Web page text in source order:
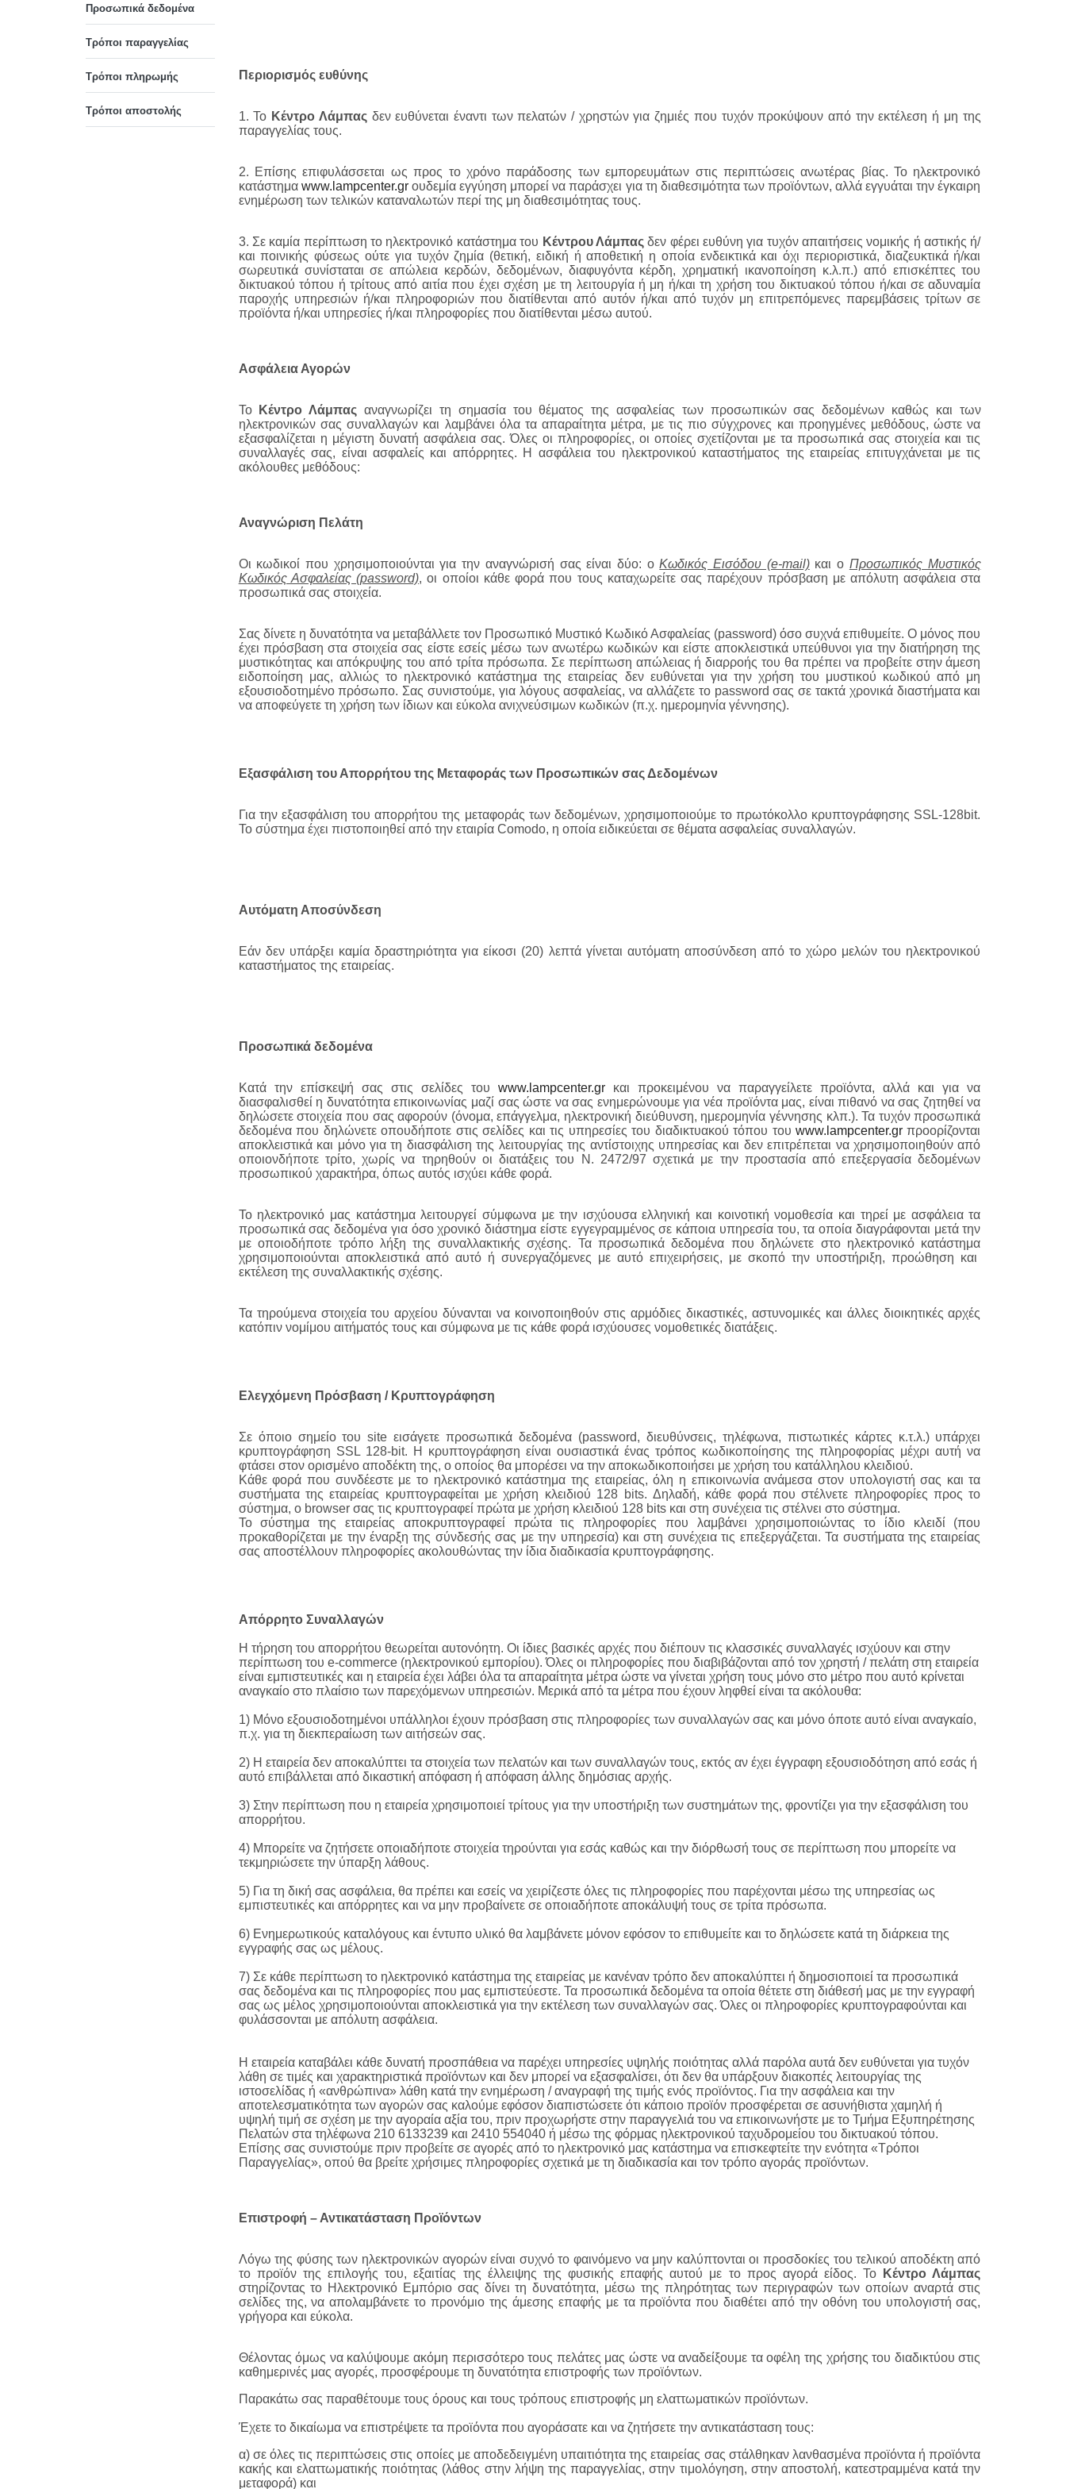
Προσωπικά δεδομένα
Τρόποι παραγγελίας
Τρόποι πληρωμής
Τρόποι αποστολής
Περιορισμός ευθύνης
1. Το Κέντρο Λάμπαςδεν ευθύνεται έναντι των πελατών / χρηστών για ζημιές που τυχόν προκύψουν από την εκτέλεση ή μη της
παραγγελίας τους.
2. Επίσης επιφυλάσσεται ως προς το χρόνο παράδοσης των εμπορευμάτων στις περιπτώσεις ανωτέρας βίας. Το ηλεκτρονικό
κατάστημα www.lampcenter.gr ουδεμία εγγύηση μπορεί να παράσχει για τη διαθεσιμότητα των προϊόντων, αλλά εγγυάται την έγκαιρη
ενημέρωση των τελικών καταναλωτών περί της μη διαθεσιμότητας τους.
3. Σε καμία περίπτωση το ηλεκτρονικό κατάστημα του Κέντρου Λάμπαςδεν φέρει ευθύνη για τυχόν απαιτήσεις νομικής ή αστικής ή/
και ποινικής φύσεως ούτε για τυχόν ζημία (θετική, ειδική ή αποθετική η οποία ενδεικτικά και όχι περιοριστικά, διαζευκτικά ή/και
σωρευτικά συνίσταται σε απώλεια κερδών, δεδομένων, διαφυγόντα κέρδη, χρηματική ικανοποίηση κ.λ.π.) από επισκέπτες του
δικτυακού τόπου ή τρίτους από αιτία που έχει σχέση με τη λειτουργία ή μη ή/και τη χρήση του δικτυακού τόπου ή/και σε αδυναμία
παροχής υπηρεσιών ή/και πληροφοριών που διατίθενται από αυτόν ή/και από τυχόν μη επιτρεπόμενες παρεμβάσεις τρίτων σε
προϊόντα ή/και υπηρεσίες ή/και πληροφορίες που διατίθενται μέσω αυτού.
Ασφάλεια Αγορών
Το Κέντρο Λάμπας αναγνωρίζει τη σημασία του θέματος της ασφαλείας των προσωπικών σας δεδομένων καθώς και των
ηλεκτρονικών σας συναλλαγών και λαμβάνει όλα τα απαραίτητα μέτρα, με τις πιο σύγχρονες και προηγμένες μεθόδους, ώστε να
εξασφαλίζεται η μέγιστη δυνατή ασφάλεια σας. Όλες οι πληροφορίες, οι οποίες σχετίζονται με τα προσωπικά σας στοιχεία και τις
συναλλαγές σας, είναι ασφαλείς και απόρρητες. Η ασφάλεια του ηλεκτρονικού καταστήματος της εταιρείας επιτυγχάνεται με τις
ακόλουθες μεθόδους:
Αναγνώριση Πελάτη
Οι κωδικοί που χρησιμοποιούνται για την αναγνώρισή σας είναι δύο: οΚωδικός Εισόδου (e-mail)και ο Προσωπικός Μυστικός
Κωδικός Ασφαλείας (password), οι οποίοι κάθε φορά που τους καταχωρείτε σας παρέχουν πρόσβαση με απόλυτη ασφάλεια στα
προσωπικά σας στοιχεία.
Σας δίνετε η δυνατότητα να μεταβάλλετε τον Προσωπικό Μυστικό Κωδικό Ασφαλείας (password) όσο συχνά επιθυμείτε. Ο μόνος που
έχει πρόσβαση στα στοιχεία σας είστε εσείς μέσω των ανωτέρω κωδικών και είστε αποκλειστικά υπεύθυνοι για την διατήρηση της
μυστικότητας και απόκρυψης του από τρίτα πρόσωπα. Σε περίπτωση απώλειας ή διαρροής του θα πρέπει να προβείτε στην άμεση
ειδοποίηση μας, αλλιώς το ηλεκτρονικό κατάστημα της εταιρείας δεν ευθύνεται για την χρήση του μυστικού κωδικού από μη
εξουσιοδοτημένο πρόσωπο. Σας συνιστούμε, για λόγους ασφαλείας, να αλλάζετε το password σας σε τακτά χρονικά διαστήματα και
να αποφεύγετε τη χρήση των ίδιων και εύκολα ανιχνεύσιμων κωδικών (π.χ. ημερομηνία γέννησης).
Εξασφάλιση του Απορρήτου της Μεταφοράς των Προσωπικών σας Δεδομένων
Για την εξασφάλιση του απορρήτου της μεταφοράς των δεδομένων, χρησιμοποιούμε το πρωτόκολλο κρυπτογράφησης SSL-128bit.
Το σύστημα έχει πιστοποιηθεί από την εταιρία Comodo, η οποία ειδικεύεται σε θέματα ασφαλείας συναλλαγών.
Αυτόματη Αποσύνδεση
Εάν δεν υπάρξει καμία δραστηριότητα για είκοσι (20) λεπτά γίνεται αυτόματη αποσύνδεση από το χώρο μελών του ηλεκτρονικού
καταστήματος της εταιρείας.
Προσωπικά δεδομένα
Κατά την επίσκεψή σας στις σελίδες τουwww. lampcenter.gr και προκειμένου να παραγγείλετε προϊόντα, αλλά και για να
διασφαλισθεί η δυνατότητα επικοινωνίας μαζί σας ώστε να σας ενημερώνουμε για νέα προϊόντα μας, είναι πιθανό να σας ζητηθεί να
δηλώσετε στοιχεία που σας αφορούν (όνομα, επάγγελμα, ηλεκτρονική διεύθυνση, ημερομηνία γέννησης κλπ.). Τα τυχόν προσωπικά
δεδομένα που δηλώνετε οπουδήποτε στις σελίδες και τις υπηρεσίες του διαδικτυακού τόπου του www.lampcenter.gr προορίζονται
αποκλειστικά και μόνο για τη διασφάλιση της λειτουργίας της αντίστοιχης υπηρεσίας και δεν επιτρέπεται να χρησιμοποιηθούν από
οποιονδήποτε τρίτο, χωρίς να τηρηθούν οι διατάξεις του Ν. 2472/97 σχετικά με την προστασία από επεξεργασία δεδομένων
προσωπικού χαρακτήρα, όπως αυτός ισχύει κάθε φορά.
Το ηλεκτρονικό μας κατάστημαλειτουργεί σύμφωνα με την ισχύουσα ελληνική και κοινοτική νομοθεσία και τηρεί με ασφάλεια τα
προσωπικά σας δεδομένα για όσο χρονικό διάστημα είστε εγγεγραμμένος σε κάποια υπηρεσία του, τα οποία διαγράφονται μετά την
με οποιοδήποτε τρόπο λήξη της συναλλακτικής σχέσης. Τα προσωπικά δεδομένα που δηλώνετε στο ηλεκτρονικό κατάστημα
χρησιμοποιούνται αποκλειστικά από αυτό ή συνεργαζόμενες με αυτό επιχειρήσεις, με σκοπό την υποστήριξη, προώθηση και
εκτέλεση της συναλλακτικής σχέσης.
Τα τηρούμενα στοιχεία του αρχείου δύνανται να κοινοποιηθούν στις αρμόδιες δικαστικές, αστυνομικές και άλλες διοικητικές αρχές
κατόπιν νομίμου αιτήματός τους και σύμφωνα με τις κάθε φορά ισχύουσες νομοθετικές διατάξεις.
Ελεγχόμενη Πρόσβαση / Κρυπτογράφηση
Σε όποιο σημείο του site εισάγετε προσωπικά δεδομένα (password, διευθύνσεις, τηλέφωνα, πιστωτικές κάρτες κ.τ.λ.) υπάρχει
κρυπτογράφηση SSL 128-bit. Η κρυπτογράφηση είναι ουσιαστικά ένας τρόπος κωδικοποίησης της πληροφορίας μέχρι αυτή να
φτάσει στον ορισμένο αποδέκτη της, ο οποίος θα μπορέσει να την αποκωδικοποιήσει με χρήση του κατάλληλου κλειδιού.
Κάθε φορά που συνδέεστε με το ηλεκτρονικό κατάστημα της εταιρείας, όλη η επικοινωνία ανάμεσα στον υπολογιστή σας και τα
συστήματα της εταιρείας κρυπτογραφείται με χρήση κλειδιού 128 bits. Δηλαδή, κάθε φορά που στέλνετε πληροφορίες προς το
σύστημα, ο browser σας τις κρυπτογραφεί πρώτα με χρήση κλειδιού 128 bits και στη συνέχεια τις στέλνει στο σύστημα.
Το σύστημα της εταιρείας αποκρυπτογραφεί πρώτα τις πληροφορίες που λαμβάνει χρησιμοποιώντας το ίδιο κλειδί (που
προκαθορίζεται με την έναρξη της σύνδεσής σας με την υπηρεσία) και στη συνέχεια τις επεξεργάζεται. Τα συστήματα της εταιρείας
σας αποστέλλουν πληροφορίες ακολουθώντας την ίδια διαδικασία κρυπτογράφησης.
Απόρρητο Συναλλαγών
Η τήρηση του απορρήτου θεωρείται αυτονόητη. Οι ίδιες βασικές αρχές που διέπουν τις κλασσικές συναλλαγές ισχύουν και στην
περίπτωση του e-commerce (ηλεκτρονικού εμπορίου). Όλες οι πληροφορίες που διαβιβάζονται από τον χρηστή / πελάτη στη εταιρεία
είναι εμπιστευτικές και η εταιρεία έχει λάβει όλα τα απαραίτητα μέτρα ώστε να γίνεται χρήση τους μόνο στο μέτρο που αυτό κρίνεται
αναγκαίο στο πλαίσιο των παρεχόμενων υπηρεσιών. Μερικά από τα μέτρα που έχουν ληφθεί είναι τα ακόλουθα:
1) Μόνο εξουσιοδοτημένοι υπάλληλοι έχουν πρόσβαση στις πληροφορίες των συναλλαγών σας και μόνο όποτε αυτό είναι αναγκαίο,
π.χ. για τη διεκπεραίωση των αιτήσεών σας.
2) Η εταιρεία δεν αποκαλύπτει τα στοιχεία των πελατών και των συναλλαγών τους, εκτός αν έχει έγγραφη εξουσιοδότηση από εσάς ή
αυτό επιβάλλεται από δικαστική απόφαση ή απόφαση άλλης δημόσιας αρχής.
3) Στην περίπτωση που η εταιρεία χρησιμοποιεί τρίτους για την υποστήριξη των συστημάτων της, φροντίζει για την εξασφάλιση του
απορρήτου.
4) Μπορείτε να ζητήσετε οποιαδήποτε στοιχεία τηρούνται για εσάς καθώς και την διόρθωσή τους σε περίπτωση που μπορείτε να
τεκμηριώσετε την ύπαρξη λάθους.
5) Για τη δική σας ασφάλεια, θα πρέπει και εσείς να χειρίζεστε όλες τις πληροφορίες που παρέχονται μέσω της υπηρεσίας ως
εμπιστευτικές και απόρρητες και να μην προβαίνετε σε οποιαδήποτε αποκάλυψή τους σε τρίτα πρόσωπα.
6) Ενημερωτικούς καταλόγους και έντυπο υλικό θα λαμβάνετε μόνον εφόσον το επιθυμείτε και το δηλώσετε κατά τη διάρκεια της
εγγραφής σας ως μέλους.
7) Σε κάθε περίπτωση το ηλεκτρονικό κατάστημα της εταιρείας με κανέναν τρόπο δεν αποκαλύπτει ή δημοσιοποιεί τα προσωπικά
σας δεδομένα και τις πληροφορίες που μας εμπιστεύεστε. Τα προσωπικά δεδομένα τα οποία θέτετε στη διάθεσή μας με την εγγραφή
σας ως μέλος χρησιμοποιούνται αποκλειστικά για την εκτέλεση των συναλλαγών σας. Όλες οι πληροφορίες κρυπτογραφούνται και
φυλάσσονται με απόλυτη ασφάλεια.
Η εταιρεία καταβάλει κάθε δυνατή προσπάθεια να παρέχει υπηρεσίες υψηλής ποιότητας αλλά παρόλα αυτά δεν ευθύνεται για τυχόν
λάθη σε τιμές και χαρακτηριστικά προϊόντων και δεν μπορεί να εξασφαλίσει, ότι δεν θα υπάρξουν διακοπές λειτουργίας της
ιστοσελίδας ή «ανθρώπινα» λάθη κατά την ενημέρωση / αναγραφή της τιμής ενός προϊόντος. Για την ασφάλεια και την
αποτελεσματικότητα των αγορών σας καλούμε εφόσον διαπιστώσετε ότι κάποιο προϊόν προσφέρεται σε ασυνήθιστα χαμηλή ή
υψηλή τιμή σε σχέση με την αγοραία αξία του, πριν προχωρήστε στην παραγγελιά του να επικοινωνήστε με το Τμήμα Εξυπηρέτησης
Πελατών στα τηλέφωνα 210 6133239 και 2410 554040 ή μέσω της φόρμας ηλεκτρονικού ταχυδρομείου του δικτυακού τόπου.
Επίσης σας συνιστούμε πριν προβείτε σε αγορές από το ηλεκτρονικό μας κατάστημα να επισκεφτείτε την ενότητα «Τρόποι
Παραγγελίας», οπού θα βρείτε χρήσιμες πληροφορίες σχετικά με τη διαδικασία και τον τρόπο αγοράς προϊόντων.
Επιστροφή – Αντικατάσταση Προϊόντων
Λόγω της φύσης των ηλεκτρονικών αγορών είναι συχνό το φαινόμενο να μην καλύπτονται οι προσδοκίες του τελικού αποδέκτη από
το προϊόν της επιλογής του, εξαιτίας της έλλειψης της φυσικής επαφής αυτού με το προς αγορά είδος. Το
Κέντρο Λάμπας
στηρίζοντας το Ηλεκτρονικό Εμπόριο σας δίνει τη δυνατότητα, μέσω της πληρότητας των περιγραφών των οποίων αναρτά στις
σελίδες της, να απολαμβάνετε το προνόμιο της άμεσης επαφής με τα προϊόντα που διαθέτει από την οθόνη του υπολογιστή σας,
γρήγορα και εύκολα.
Θέλοντας όμως να καλύψουμε ακόμη περισσότερο τους πελάτες μας ώστε να αναδείξουμε τα οφέλη της χρήσης του διαδικτύου στις
καθημερινές μας αγορές, προσφέρουμε τη δυνατότητα επιστροφής των προϊόντων.
Παρακάτω σας παραθέτουμε τους όρους και τους τρόπους επιστροφής μη ελαττωματικών προϊόντων.
Έχετε το δικαίωμα να επιστρέψετε τα προϊόντα που αγοράσατε και να ζητήσετε την αντικατάσταση τους:
α) σε όλες τις περιπτώσεις στις οποίες με αποδεδειγμένη υπαιτιότητα της εταιρείας σας στάλθηκαν λανθασμένα προϊόντα ή προϊόντα
κακής και ελαττωματικής ποιότητας (λάθος στην λήψη της παραγγελίας, στην τιμολόγηση, στην αποστολή, κατεστραμμένα κατά την
μεταφορά) και